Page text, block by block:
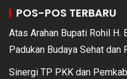
POS-POS TERBARU
Atas Arahan Bupati Rohil H.
Padukan Budaya Sehat dan
Sinergi TP PKK dan